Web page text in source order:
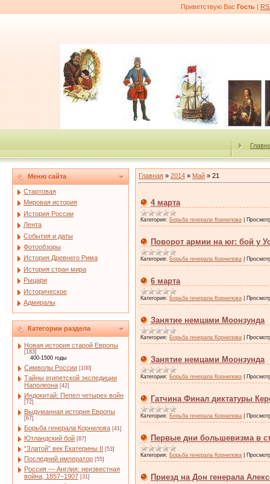
Приветствую Вас Гость |
Меню сайта
Стартовая
Мировая история
История России
Лента
События и даты
Фотообзоры
История Древнего Рима
История стран мира
Рыцари
Историческое
Адмиралы
Категории раздела
Новая история старой Европы
[183]
400-1500 годы
Символы России [100]
Тайны египетской экспедиции
Наполеона [42]
Индокитай: Пепел четырех войн
[72]
Выдуманная история Европы
[67]
Борьба генерала Корнилова [41]
Ютландский бой [87]
“Златой” век Екатерины II [53]
Последний император [55]
Россия — Англия: неизвестная
война, 1857–1907 [31]
Главная » 2014 » Май » 21
4 марта
Категория: Борьба генерала Корнилова
Поворот армии на юг: бой у
Категория: Борьба генерала Корнилова
6 марта
Категория: Борьба генерала Корнилова
Занятие немцами Моонзунда
Категория: Борьба генерала Корнилова
Занятие немцами Моонзунда
Категория: Борьба генерала Корнилова
Гатчина Финал диктатуры
Категория: Борьба генерала Корнилова
Первые дни большевизма в
Категория: Борьба генерала Корнилова
Приезд на Дон генерала